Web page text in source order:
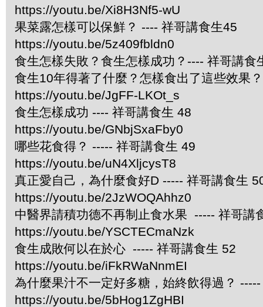
https://youtu.be/Xi8H3Nf5-wU
果菜露怎樣可以保鮮？ ---- 祥哥講食生45
https://youtu.be/5z409fbldn0
食生怎樣失敗？食生怎樣成功？---- 祥哥講食
食生10年得著了什麼？怎樣食出了這些效果
https://youtu.be/JgFF-LKOt_s
食生怎樣成功 ---- 祥哥講食生 48
https://youtu.be/GNbjSxaFby0
哪些花食得？ ----- 祥哥講食生 49
https://youtu.be/uN4XljcysT8
真正愛自己，為什麼食好D ----- 祥哥講食生
https://youtu.be/2JzWOQAhhz0
中醫界請積功德不再制止食水果 ----- 祥哥講
https://youtu.be/YSCTECmaNzk
食生成敗何以在於心 ----- 祥哥講食生 52
https://youtu.be/iFkRWaNnmEI
為什麼果汁不一定好多糖，始終飲得過？
https://youtu.be/5bHog1ZgHBI